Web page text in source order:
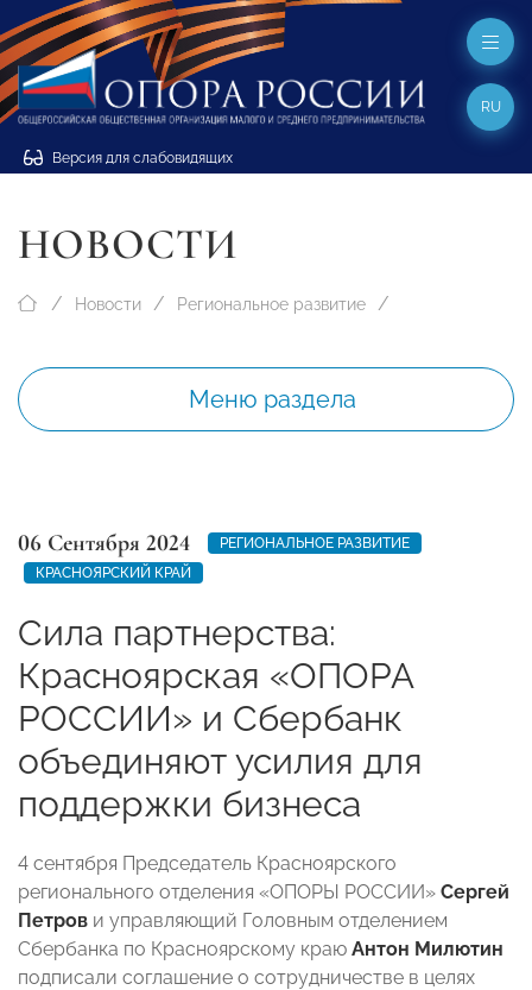
Версия для слабовидящих
RU
НОВОСТИ
Новости Региональное развитие
Меню раздела
06 Сентября 2024
РЕГИОНАЛЬНОЕ РАЗВИТИЕ
КРАСНОЯРСКИЙ КРАЙ
Сила партнерства:
Красноярская «ОПОРА
РОССИИ» и Сбербанк
объединяют усилия для
поддержки бизнеса
4 сентября Председатель Красноярского
регионального отделения «ОПОРЫ РОССИИ» Сергей
Петров и управляющий Головным отделением
Сбербанка по Красноярскому краю Антон Милютин
подписали соглашение о сотрудничестве в целях